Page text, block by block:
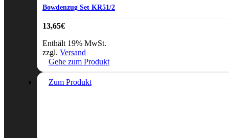
Bowdenzug Set KR51/2
13,65€
Enthält 19% MwSt.
zzgl. Versand
Gehe zum Produkt
Zum Produkt